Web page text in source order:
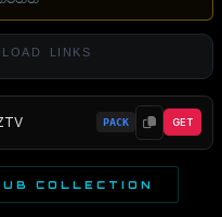
LINKS
PACK GET
COLLECTION